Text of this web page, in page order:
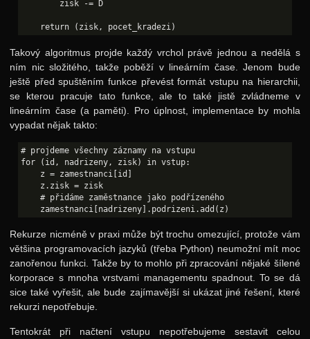
Takový algoritmus projde každý vrchol právě jednou a nedělá s
ním nic složitého, takže poběží v lineárním čase. Jenom bude
ještě před spuštěním funkce převést formát vstupu na hierarchii,
se kterou pracuje tato funkce, ale to také jistě zvládneme v
lineárním čase (a paměti). Pro úplnost, implementace by mohla
vypadat nějak takto:
# projdeme všechny záznamy na vstupu
for (id, nadrizeny, zisk) in vstup:
    z = zamestnanci[id]
    z.zisk = zisk
    # přidáme zaměstnance jako podřízeného
Rekurze nicméně v praxi může být trochu omezující, protože vám
většina programovacích jazyků (třeba Python) neumožní mít moc
zanořenou funkci. Takže by to mohlo při zpracování nějaké šílené
korporace s mnoha vrstvami managementu spadnout. To se dá
sice také vyřešit, ale bude zajímavější si ukázat jiné řešení, které
rekurzi nepotřebuje.
Tentokrát při načtení vstupu nepotřebujeme sestavit celou